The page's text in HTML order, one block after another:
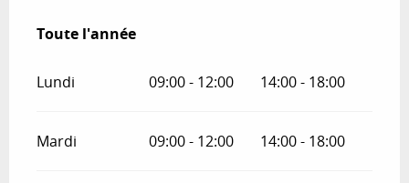
Toute l'année
Toute l'année
Lundi 09:00 - 12:00 14:00 - 18:00
Mardi 09:00 - 12:00 14:00 - 18:00